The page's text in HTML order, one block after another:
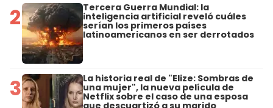
2 Tercera Guerra Mundial: la
inteligencia artificial reveló cuáles
serían los primeros países
latinoamericanos en ser derrotados
3 La historia real de "Elize: Sombras de
una mujer", la nueva película de
Netflix sobre el caso de una esposa
que descuartizó a su marido